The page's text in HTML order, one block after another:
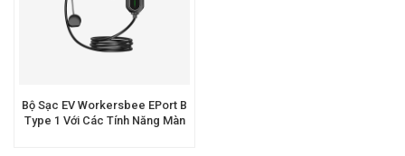
Bộ Sạc EV Workersbee EPort B
Type 1 Với Các Tính Năng Màn